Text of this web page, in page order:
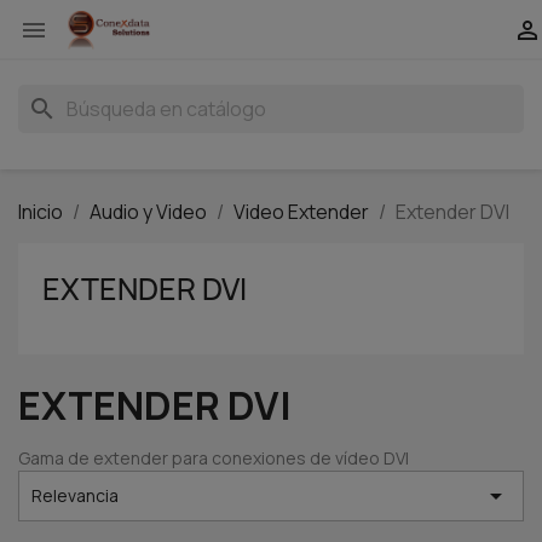
 
search
Inicio Audio y Video Video Extender Extender DVI
EXTENDER DVI
EXTENDER DVI
Gama de extender para conexiones de vídeo DVI
Relevancia
